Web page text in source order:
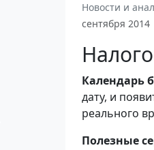
Новости и
сентября 2014
Календарь
дату, и
реального
Полезные